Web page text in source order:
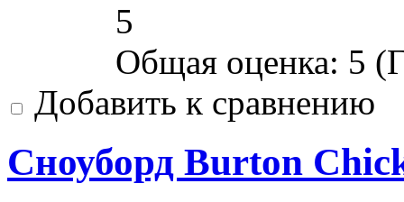
5
Общая оценка: 5 (
Добавить к сравнению
Сноуборд Burton